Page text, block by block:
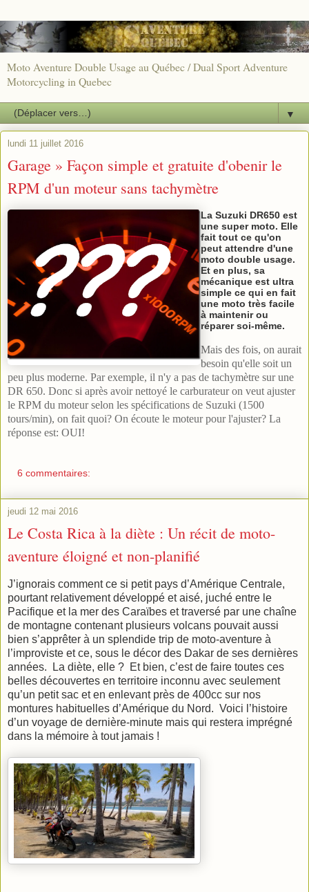
Moto Aventure Double Usage au Québec / Dual Sport Adventure
Motorcycling in Quebec
▼
lundi 11 juillet 2016
Garage » Façon simple et gratuite d'obenir le
RPM d'un moteur sans tachymètre
La Suzuki DR650 est
une super moto. Elle
fait tout ce qu'on
peut attendre d'une
moto double usage.
Et en plus, sa
mécanique est ultra
simple ce qui en fait
une moto très facile
à maintenir ou
réparer soi-même.
Mais des fois, on aurait
besoin qu'elle soit un
peu plus moderne. Par exemple, il n'y a pas de tachymètre sur une
DR 650. Donc si après avoir nettoyé le carburateur on veut ajuster
le RPM du moteur selon les spécifications de Suzuki (1500
tours/min), on fait quoi? On écoute le moteur pour l'ajuster? La
réponse est: OUI!
6 commentaires:
jeudi 12 mai 2016
Le Costa Rica à la diète : Un récit de moto-
aventure éloigné et non-planifié
J’ignorais comment ce si petit pays d’Amérique Centrale,
pourtant relativement développé et aisé, juché entre le
Pacifique et la mer des Caraïbes et traversé par une chaîne
de montagne contenant plusieurs volcans pouvait aussi
bien s’apprêter à un splendide trip de moto-aventure à
l’improviste et ce, sous le décor des Dakar de ses dernières
années. La diète, elle ? Et bien, c’est de faire toutes ces
belles découvertes en territoire inconnu avec seulement
qu’un petit sac et en enlevant près de 400cc sur nos
montures habituelles d’Amérique du Nord. Voici l’histoire
d’un voyage de dernière-minute mais qui restera imprégné
dans la mémoire à tout jamais !